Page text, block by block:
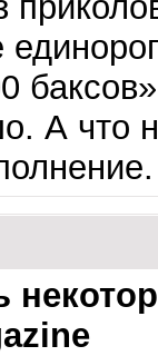
А что